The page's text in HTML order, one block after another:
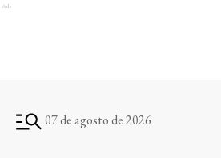
Ads
07 de agosto de 2026